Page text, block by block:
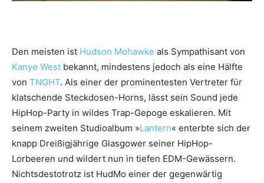
Den meisten ist Hudson Mohawke als Sympathisant von
Kanye West bekannt, mindestens jedoch als eine Hälfte
von TNGHT. Als einer der prominentesten Vertreter für
klatschende Steckdosen-Horns, lässt sein Sound jede
HipHop-Party in wildes Trap-Gepoge eskalieren. Mit
seinem zweiten Studioalbum »Lantern« enterbte sich der
knapp Dreißigjährige Glasgower seiner HipHop-
Lorbeeren und wildert nun in tiefen EDM-Gewässern.
Nichtsdestotrotz ist HudMo einer der gegenwärtig